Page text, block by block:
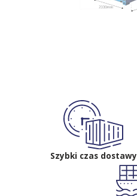
Szybki czas dostawy